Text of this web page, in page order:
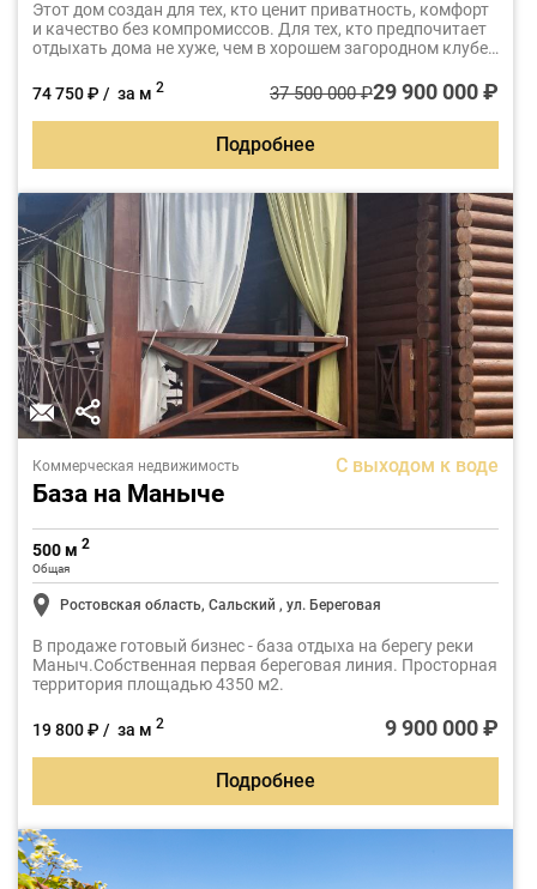
Этот дом создан для тех, кто ценит приватность, комфорт
и качество без компромиссов. Для тех, кто предпочитает
отдыхать дома не хуже, чем в хорошем загородном клубе.
и пространством, где каждая деталь выбрана осознанно.
74 750 ₽ / за м 2 37 500 000 ₽29 900 000 ₽
Подробнее
Коммерческая недвижимость С выходом к воде
База на Маныче
500 м 2
Общая
Ростовская область, Сальский , ул. Береговая
В продаже готовый бизнес - база отдыха на берегу реки
Маныч.Собственная первая береговая линия. Просторная
территория площадью 4350 м2.
19 800 ₽ / за м 2 9 900 000 ₽
Подробнее